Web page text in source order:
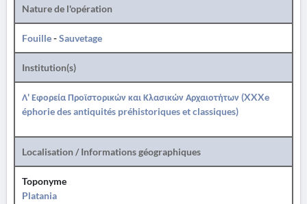
Nature de l'opération
Fouille-Sauvetage
Institution(s)
Λ' Εφορεία Προϊστορικών και Κλασικών Αρχαιοτήτων (XXXe
éphorie des antiquités préhistoriques et classiques)
Localisation / Informations géographiques
Toponyme
Platania